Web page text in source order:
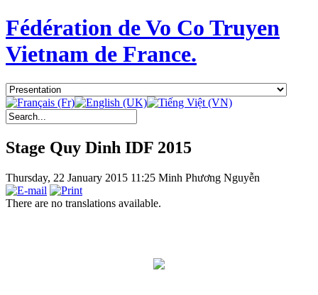
Fédération de Vo Co Truyen
Vietnam de France.
Stage Quy Dinh IDF 2015
Thursday, 22 January 2015 11:25 Minh Phương Nguyễn
There are no translations available.